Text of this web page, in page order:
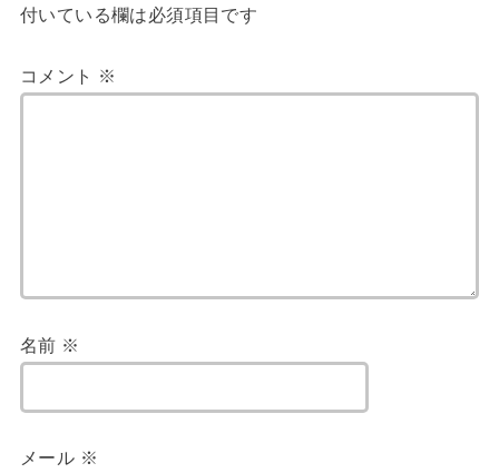
付いている欄は必須項目です
コメント ※
名前 ※
メール ※